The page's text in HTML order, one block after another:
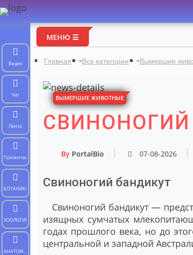
Видео
Чат
Лента
Презентации
БОТАНИКА
ЗООЛОГИЯ
АНАТОМИЯ
МЕНЮ ☰
Главная -Все категории -Вымершие
ВЫМЕРШИЕ ЖИВОТНЫЕ
ByPortalBio 07-08-2026
Свиноногий бандикут
Свиноногий бандикут —
изящных сумчатых
годах прошлого века, но до
центральной и западной